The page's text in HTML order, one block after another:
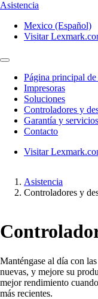
Asistencia
Mexico (Español)
Visitar
Página principal de
Impresoras
Soluciones
Controladores y
Garantía y servicios
Contacto
Visitar
Asistencia
Controladores y
Manténgase al día con
nuevas, y mejore su
mejor rendimiento
más recientes.